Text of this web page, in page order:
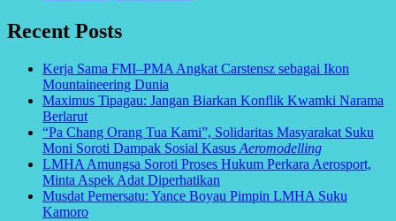
Recent Posts
Kerja Sama FMI–PMA Angkat Carstensz sebagai Ikon
Mountaineering Dunia
Maximus Tipagau: Jangan Biarkan Konflik Kwamki Narama
Berlarut
“Pa Chang Orang Tua Kami”, Solidaritas Masyarakat Suku
Moni Soroti Dampak Sosial Kasus Aeromodelling
LMHA Amungsa Soroti Proses Hukum Perkara Aerosport,
Minta Aspek Adat Diperhatikan
Musdat Pemersatu: Yance Boyau Pimpin LMHA Suku
Kamoro